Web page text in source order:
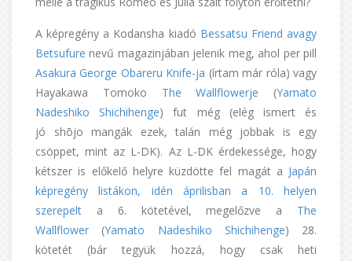
A képregény a Kodansha kiadó Bessatsu Friend avagy
Betsufure nevű magazinjában jelenik meg, ahol per pill
Asakura George Obareru Knife-ja (írtam már róla) vagy
Hayakawa Tomoko The Wallflowerje (Yamato
Nadeshiko Shichihenge) fut még (elég ismert és
jó shōjo mangák ezek, talán még jobbak is egy
csöppet, mint az L-DK). Az L-DK érdekessége, hogy
kétszer is előkelő helyre küzdötte fel magát a Japán
képregény listákon, idén áprilisban a 10. helyen
szerepelt a 6. kötetével, megelőzve a The
Wallflower (Yamato Nadeshiko Shichihenge) 28.
kötetét (bár tegyük hozzá, hogy csak heti